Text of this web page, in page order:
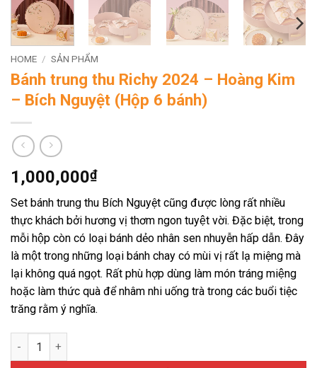
HOME / SẢN PHẨM
Bánh trung thu Richy 2024 – Hoàng Kim
– Bích Nguyệt (Hộp 6 bánh)
1,000,000₫
Set bánh trung thu Bích Nguyệt cũng được lòng rất nhiều
thực khách bởi hương vị thơm ngon tuyệt vời. Đặc biệt, trong
mỗi hộp còn có loại bánh dẻo nhân sen nhuyễn hấp dẫn. Đây
là một trong những loại bánh chay có mùi vị rất lạ miệng mà
lại không quá ngọt. Rất phù hợp dùng làm món tráng miệng
hoặc làm thức quà để nhâm nhi uống trà trong các buổi tiệc
trăng rằm ý nghĩa.
Bánh trung thu Richy 2024 - Hoàng Kim - Bích Nguyệt (Hộp 6